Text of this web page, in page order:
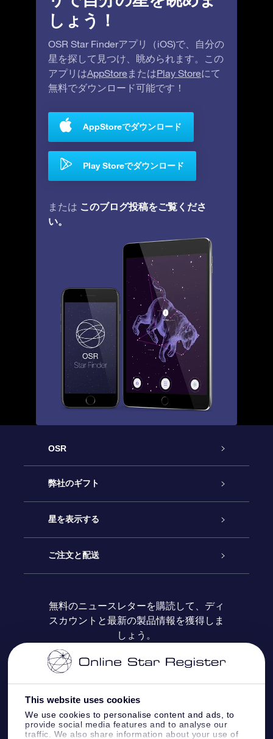
This website uses cookies
We use cookies to personalise content and ads, to
provide social media features and to analyse our
traffic. We also share information about your use of
しょう！
OSR Star Finderアプリ（iOS)で、自分の
星を探して見つけ、眺められます。この
アプリはAppStore またはPlay Storeにて
無料でダウンロード可能です！
AppStoreでダウンロード
Play Storeでダウンロード
または このブログ投稿をご覧くださ
い。
OSR
カスタマーサービス
お問い合わせ
ブログ
レビュー
弊社のギフト
Online Starギフト
OSRギフトパック
OSR ギフトカード
法人ギフト
星を表示する
星の登録
カスタマイズされたStar Page
One Million Stars
OSR Starsaver
星間飛行VRアプリ
ご注文と配送
お支払いに関する情報
配送に関する情報
返品ポリシ
星座
無料のニュースレターを購読して、ディ
スカウントと最新の製品情報を獲得しま
しょう。